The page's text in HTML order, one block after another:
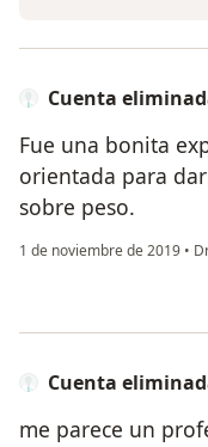
Cuenta
Fue una bonita
orientada para
sobre peso.
1 de noviembre de 2019 •
Cuenta
me parece un